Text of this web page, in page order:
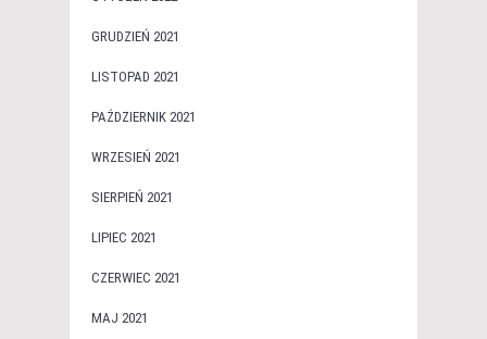
GRUDZIEŃ 2021
LISTOPAD 2021
PAŹDZIERNIK 2021
WRZESIEŃ 2021
SIERPIEŃ 2021
LIPIEC 2021
CZERWIEC 2021
MAJ 2021